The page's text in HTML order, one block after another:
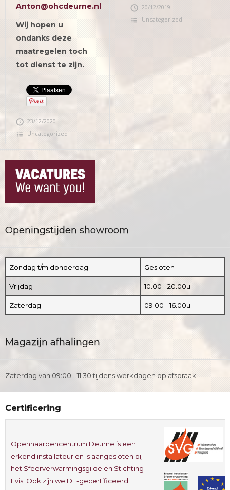
Anton@ohcdeurne.nl
Wij hopen u
ondanks deze
maatregelen toch
tot dienst te zijn.
23/12/2020
Uncategorized
20/12/2019
Uncategorized
Openingstijden showroom
Zondag t/m donderdag Gesloten
Vrijdag 10.00 - 20.00u
Zaterdag 09.00 - 16.00u
Magazijn afhalingen
Zaterdag van 09:00 - 11:30 tijdens werkdagen op afspraak
Certificering
Openhaardencentrum Deurne is een
erkend installateur en is aangesloten bij
het Sfeerverwarmingsgilde en Stichting
Evis. Ook zijn we DE-gecertificeerd.